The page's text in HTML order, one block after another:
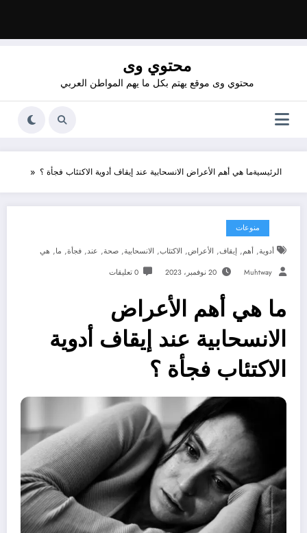
محتوي وى
محتوي وى موقع يهتم بكل ما يهم المواطن العربي
الرئيسيةما هي أهم الأعراض الانسحابية عند إيقاف أدوية الاكتئاب فجأة ؟
منوعات
أدوية, أهم, إيقاف, الأعراض, الاكتئاب, الانسحابية, صحة, عند, فجأة, ما, هي
Muhtway 20 نوفمبر، 2023 0 تعليقات
ما هي أهم الأعراض
الانسحابية عند إيقاف أدوية
الاكتئاب فجأة ؟